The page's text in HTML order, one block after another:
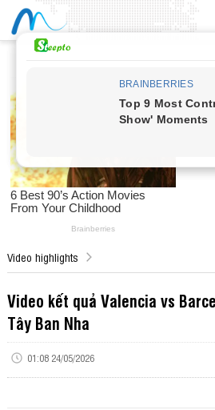
Video highlights
Video kết quả Valencia vs
Tây Ban Nha
01:08 24/05/2026